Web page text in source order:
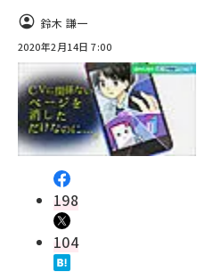
鈴木 謙一
2020年2月14日 7:00
198
104